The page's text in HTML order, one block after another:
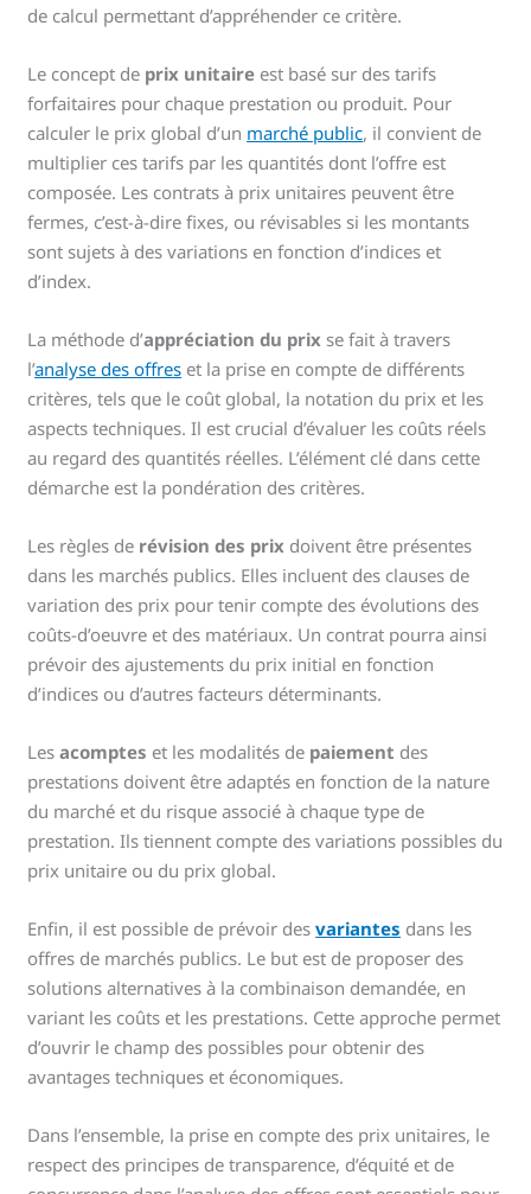
de calcul permettant d’appréhender ce critère.
Le concept de prix unitaire est basé sur des tarifs
forfaitaires pour chaque prestation ou produit. Pour
calculer le prix global d’un marché public, il convient de
multiplier ces tarifs par les quantités dont l’offre est
composée. Les contrats à prix unitaires peuvent être
fermes, c’est-à-dire fixes, ou révisables si les montants
sont sujets à des variations en fonction d’indices et
d’index.
La méthode d’appréciation du prix se fait à travers
l’analyse des offres et la prise en compte de différents
critères, tels que le coût global, la notation du prix et les
aspects techniques. Il est crucial d’évaluer les coûts réels
au regard des quantités réelles. L’élément clé dans cette
démarche est la pondération des critères.
Les règles de révision des prix doivent être présentes
dans les marchés publics. Elles incluent des clauses de
variation des prix pour tenir compte des évolutions des
coûts-d’oeuvre et des matériaux. Un contrat pourra ainsi
prévoir des ajustements du prix initial en fonction
d’indices ou d’autres facteurs déterminants.
Lesacomptes et les modalités de paiement des
prestations doivent être adaptés en fonction de la nature
du marché et du risque associé à chaque type de
prestation. Ils tiennent compte des variations possibles du
prix unitaire ou du prix global.
Enfin, il est possible de prévoir desvariantes dans les
offres de marchés publics. Le but est de proposer des
solutions alternatives à la combinaison demandée, en
variant les coûts et les prestations. Cette approche permet
d’ouvrir le champ des possibles pour obtenir des
avantages techniques et économiques.
Dans l’ensemble, la prise en compte des prix unitaires, le
respect des principes de transparence, d’équité et de